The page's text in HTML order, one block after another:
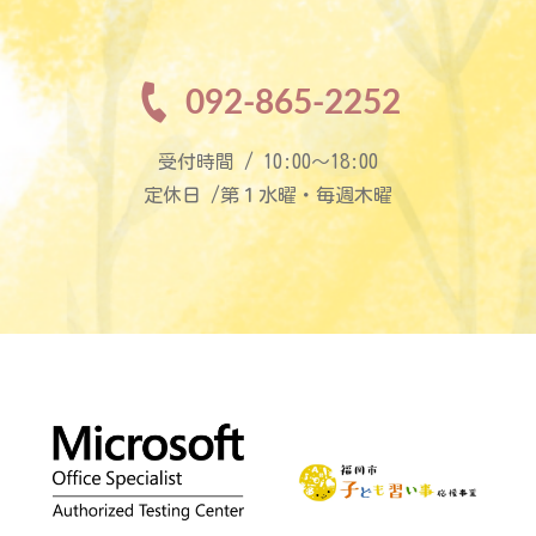
092-865-2252
受付時間 / 10:00〜18:00
定休日 /第１水曜・毎週木曜